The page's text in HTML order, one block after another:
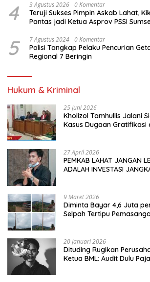
4 3 Agustus 2026 0 Komentar
Teruji Sukses Pimpin Askab Lahat,
Pantas jadi Ketua Asprov PSSI
5 7 Agustus 2024 0 Komentar
Polisi Tangkap Pelaku Pencurian
Regional 7 Beringin
Hukum & Kriminal
25 Juni 2026
Kholizol Tamhullis Jalani
Kasus Dugaan Gratifikasi
27 April 2026
PEMKAB LAHAT JANGAN
ADALAH INVESTASI
9 Maret 2026
Diminta Bayar 4,6 Juta
Selpah Tertipu
20 Januari 2026
Dituding Rugikan
Ketua BML: Audit Dulu